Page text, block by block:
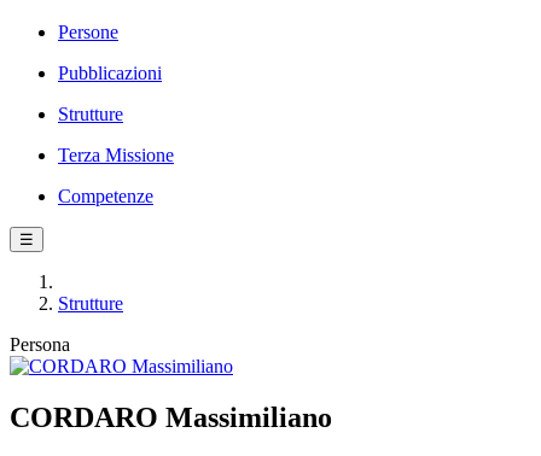
Persone
Pubblicazioni
Strutture
Terza Missione
Competenze
☰
Strutture
Persona
CORDARO Massimiliano